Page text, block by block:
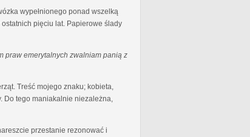
wypełnionego ponad wszelką
pięciu lat. Papierowe ślady
praw emerytalnych zwalniam panią z
Treść mojego znaku; kobieta,
tego maniakalnie niezależna,
przestanie rezonować i